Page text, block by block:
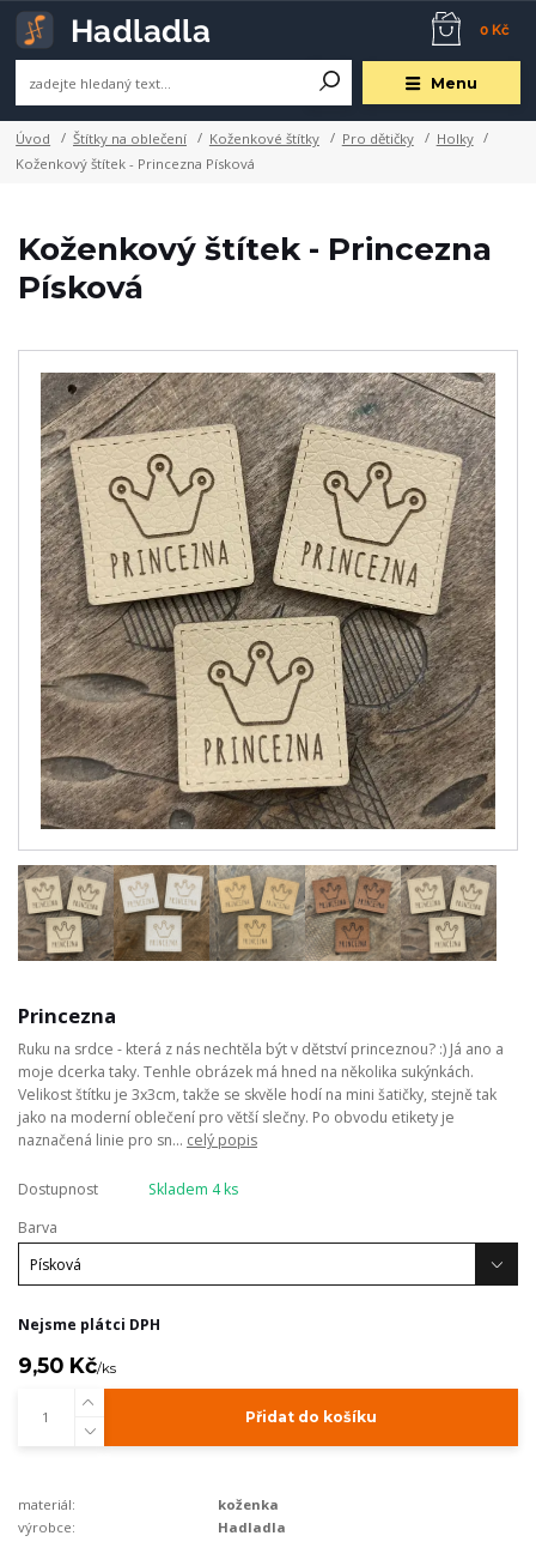
Menu
0 Kč
Úvod Štítky na oblečení Koženkové štítky Pro dětičky
Holky
Koženkový štítek - Princezna Písková
Koženkový štítek - Princezna
Písková
Princezna
Ruku na srdce - která z nás nechtěla být v dětství princeznou? :) Já ano a
moje dcerka taky. Tenhle obrázek má hned na několika sukýnkách.
Velikost štítku je 3x3cm, takže se skvěle hodí na mini šatičky, stejně tak
jako na moderní oblečení pro větší slečny. Po obvodu etikety je
naznačená linie pro sn... celý popis
Dostupnost
Skladem 4 ks
Barva
Nejsme plátci DPH
9,50 Kč/ks
Přidat do košíku
materiál:
koženka
výrobce:
Hadladla